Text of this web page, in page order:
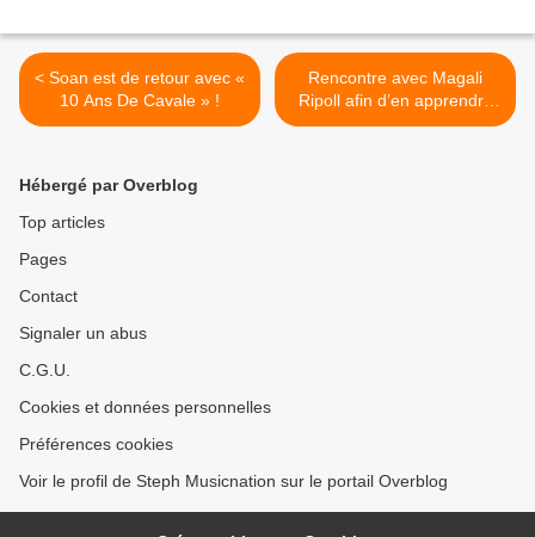
< Soan est de retour avec «
10 Ans De Cavale » !
Rencontre avec Magali
Ripoll afin d’en apprendre
plus sur « Radio Active » ! >
Hébergé par Overblog
Top articles
Pages
Contact
Signaler un abus
C.G.U.
Cookies et données personnelles
Préférences cookies
Voir le profil de Steph Musicnation sur le portail Overblog